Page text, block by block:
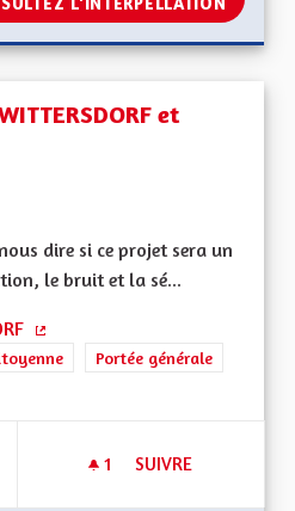
et
dire si ce projet sera un
le bruit et la sé...
(Lien externe)Portée générale
1 1 ABONNÉ
SUIVRE